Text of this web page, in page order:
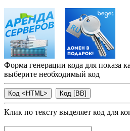
Форма генерации кода для показа
выберите необходимый код
Клик по тексту выделяет код для